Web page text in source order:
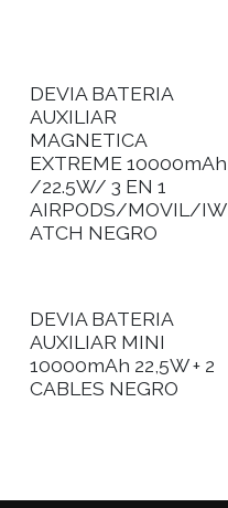
DEVIA BATERIA
AUXILIAR
MAGNETICA
EXTREME 10000mAh
/22.5W/ 3 EN 1
AIRPODS/MOVIL/IW
ATCH NEGRO
DEVIA BATERIA
AUXILIAR MINI
10000mAh 22,5W + 2
CABLES NEGRO